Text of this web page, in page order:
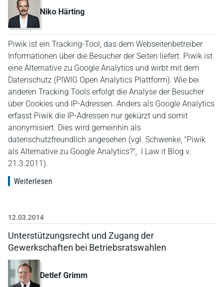
Niko Härting
Piwik ist ein Tracking-Tool, das dem Webseitenbetreiber
Informationen über die Besucher der Seiten liefert. Piwik ist
eine Alternative zu Google Analytics und wirbt mit dem
Datenschutz (PIWIG Open Analytics Plattform). Wie bei
anderen Tracking Tools erfolgt die Analyse der Besucher
über Cookies und IP-Adressen. Anders als Google Analytics
erfasst Piwik die IP-Adressen nur gekürzt und somit
anonymisiert. Dies wird gemeinhin als
datenschutzfreundlich angesehen (vgl. Schwenke, "Piwik
als Alternative zu Google Analytics?", I Law it Blog v.
21.3.2011).
Weiterlesen
12.03.2014
Unterstützungsrecht und Zugang der
Gewerkschaften bei Betriebsratswahlen
Detlef Grimm